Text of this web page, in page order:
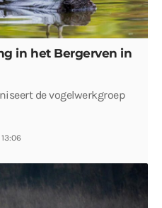
in het Bergerven in
de vogelwerkgroep